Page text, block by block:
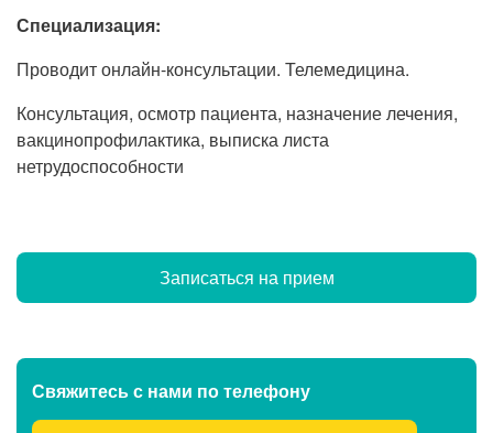
Специализация:
Проводит онлайн-консультации. Телемедицина.
Консультация, осмотр пациента, назначение лечения,
вакцинопрофилактика, выписка листа
нетрудоспособности
Записаться на прием
Свяжитесь с нами по телефону